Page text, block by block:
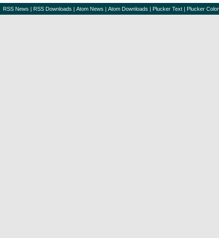
RSS News | RSS Downloads | Atom News | Atom Downloads | Plucker Text | Plucker Color